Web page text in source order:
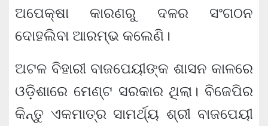
ଅପେକ୍ଷା କାରଣରୁ ଦଳର ସଂଗଠନ
ଦୋହଲିବା ଆରମ୍ଭ କଲେଣି।
ଅଟଳ ବିହାରୀ ବାଜପେୟୀଙ୍କ ଶାସନ କାଳରେ
ଓଡ଼ିଶାରେ ମେଣ୍ଟ ସରକାର ଥିଲା। ବିଜେପିର
କିନ୍ତୁ ଏକମାତ୍ର ସାମର୍ଥ୍ୟ ଶ୍ରୀ ବାଜପେୟୀ